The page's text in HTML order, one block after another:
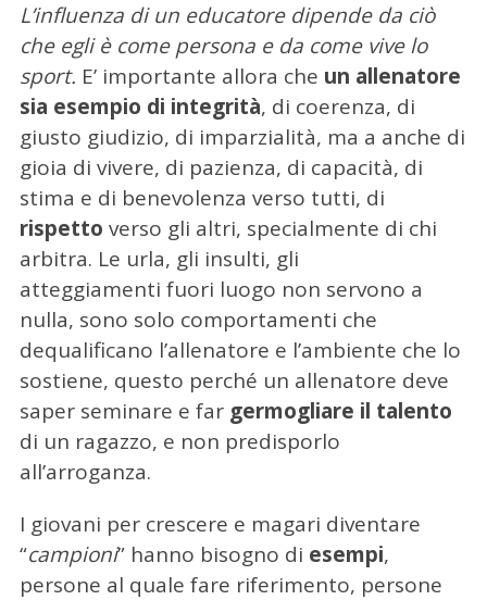
L’influenza di un educatore dipende da ciò
che egli è come persona e da come vive lo
sport. E’ importante allora che un allenatore
sia esempio di integrità, di coerenza, di
giusto giudizio, di imparzialità, ma a anche di
gioia di vivere, di pazienza, di capacità, di
stima e di benevolenza verso tutti, di
rispetto verso gli altri, specialmente di chi
arbitra. Le urla, gli insulti, gli
atteggiamenti fuori luogo non servono a
nulla, sono solo comportamenti che
dequalificano l’allenatore e l’ambiente che lo
sostiene, questo perché un allenatore deve
saper seminare e far germogliare il talento
di un ragazzo, e non predisporlo
all’arroganza.
I giovani per crescere e magari diventare
“campioni” hanno bisogno di esempi,
persone al quale fare riferimento, persone
C
e
r
a
p
e
r